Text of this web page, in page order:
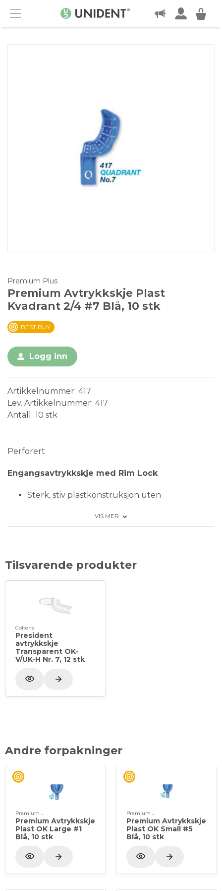
Menu
KONTAKT
Premium Plus
Premium Avtrykkskje Plast
Kvadrant 2/4 #7 Blå, 10 stk
BEST BUY
Logg inn
Artikkelnummer 417
Lev. Artikkelnummer 417
Antall
10 stk
Perforert
Engangsavtrykkskje med Rim Lock
Sterk, stiv plastkonstruksjon uten
Anatomisk utforming
Fremragende retensjon av avtrykksmaterialet,
samtidig som det gir tilstrekkelig trykk for alle
detaljer
plass til implantatstifter
Trimlinjer med redusert tykkelse på
labialveggen for enkel fjerning ved stifter/posts
VIS MER
Tilsvarende produkter
Coltene
President
avtrykkskje
Transparent OK-
V/UK-H Nr. 7, 12 stk
Andre forpakninger
Premium Avtrykkskje
Plast OK Large #1
Blå, 10 stk
Premium Avtrykkskje
Plast OK Small #5
Blå, 10 stk